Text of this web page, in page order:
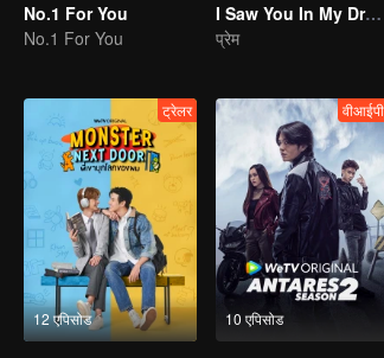
No.1 For You
No.1 For You
I Saw You In My Dream
प्रेम
12 एपिसोड
ट्रेलर
10 एपिसोड
वीआईपी